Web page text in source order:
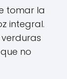
tomar la
integral.
no